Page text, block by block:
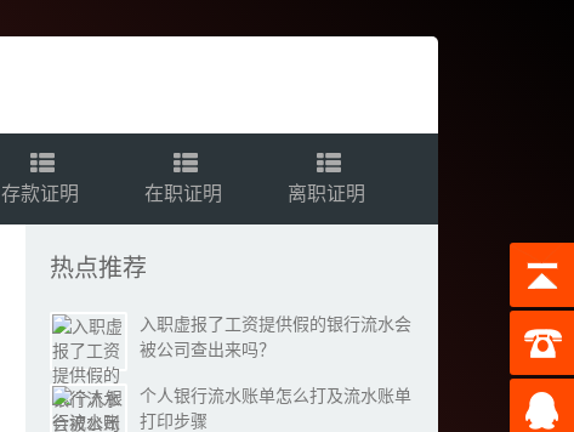
存款证明 在职证明 离职证明
热点推荐
入职虚报了工资提供假的银行流水会
被公司查出来吗？
个人银行流水账单怎么打及流水账单
打印步骤